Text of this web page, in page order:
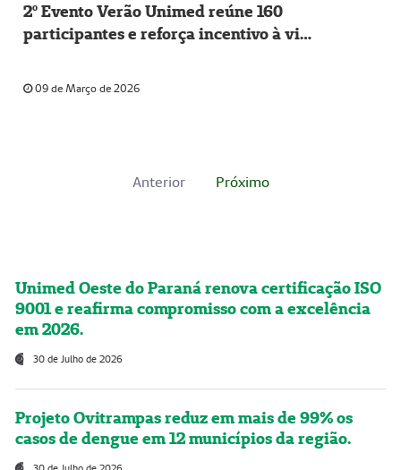
2º Evento Verão Unimed reúne 160
participantes e reforça incentivo à vida
09 de Março de 2026
Anterior Próximo
Unimed Oeste do Paraná renova certificação ISO
9001 e reafirma compromisso com a excelência
em 2026.
30 de Julho de 2026
Projeto Ovitrampas reduz em mais de 99% os
casos de dengue em 12 municípios da região.